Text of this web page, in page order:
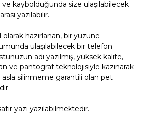
ve kaybolduğunda size ulaşılabilecek
yazılabilir.
hazırlanan, bir yüzüne
ulaşılabilecek bir telefon
adı yazılmış, yüksek kalite,
ve pantograf teknolojisiyle kazınarak
asla silinmeme garantili olan pet
yazı yazılabilmektedir.